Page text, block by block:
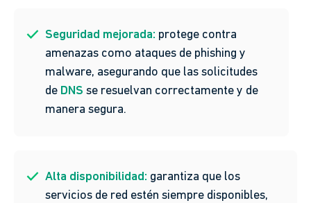
Seguridad mejorada: protege contra
amenazas como ataques de phishing y
malware, asegurando que las solicitudes
de DNS se resuelvan correctamente y de
manera segura.
Alta disponibilidad: garantiza que los
servicios de red estén siempre disponibles,